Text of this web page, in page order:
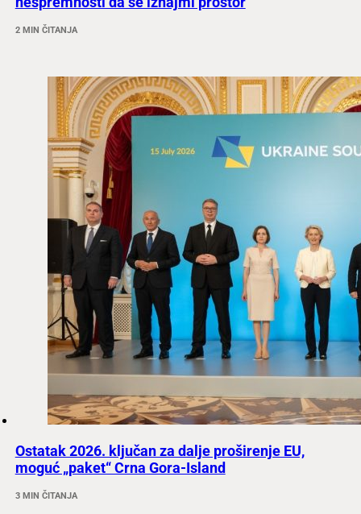
2 MIN ČITANJA
Ostatak 2026. ključan za dalje proširenje EU,
moguć „paket“ Crna Gora-Island
3 MIN ČITANJA